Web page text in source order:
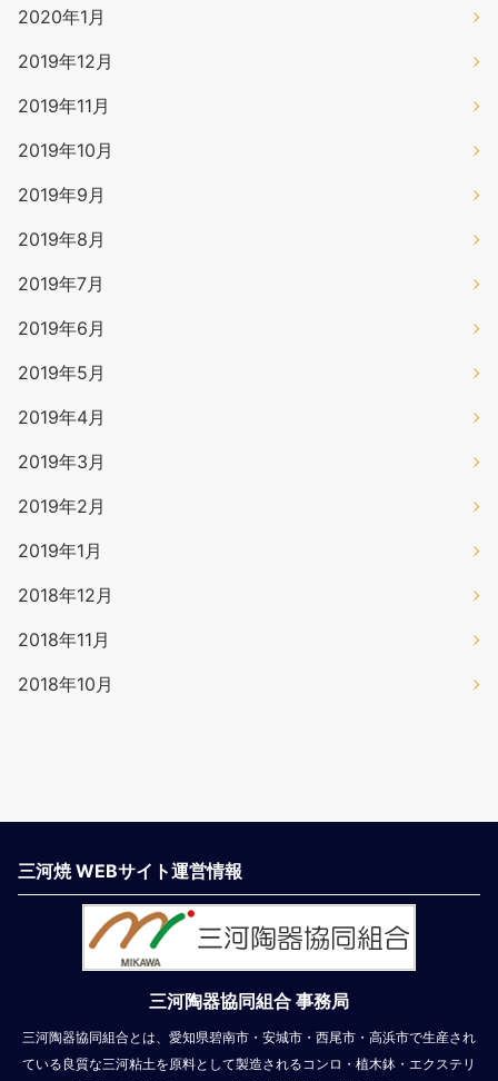
2020年1月
2019年12月
2019年11月
2019年10月
2019年9月
2019年8月
2019年7月
2019年6月
2019年5月
2019年4月
2019年3月
2019年2月
2019年1月
2018年12月
2018年11月
2018年10月
三河焼 WEBサイト運営情報
三河陶器協同組合 事務局
三河陶器協同組合とは、愛知県碧南市・安城市・西尾市・高浜市で生産され
ている良質な三河粘土を原料として製造されるコンロ・植木鉢・エクステリ